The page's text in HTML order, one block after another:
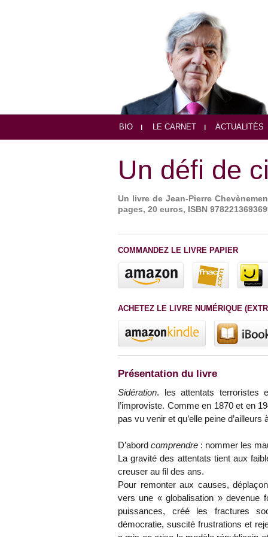
BIO LE CARNET ACTUALITÉS
Un défi de
Un livre de Jean-Pierre
pages, 20 euros, ISBN
COMMANDEZ LE LIVRE PAPIER
ACHETEZ LE LIVRE NUMÉRIQUE
Présentation du livre
Sidération. les attentats terroristes
l’improviste. Comme en 1870 et en
pas vu venir et qu’elle peine d’ailleurs
D’abord comprendre : nommer les
La gravité des attentats tient aux
creuser au fil des ans.
Pour remonter aux causes,
vers une « globalisation » devenue
puissances, créé les fractures
démocratie, suscité frustrations et